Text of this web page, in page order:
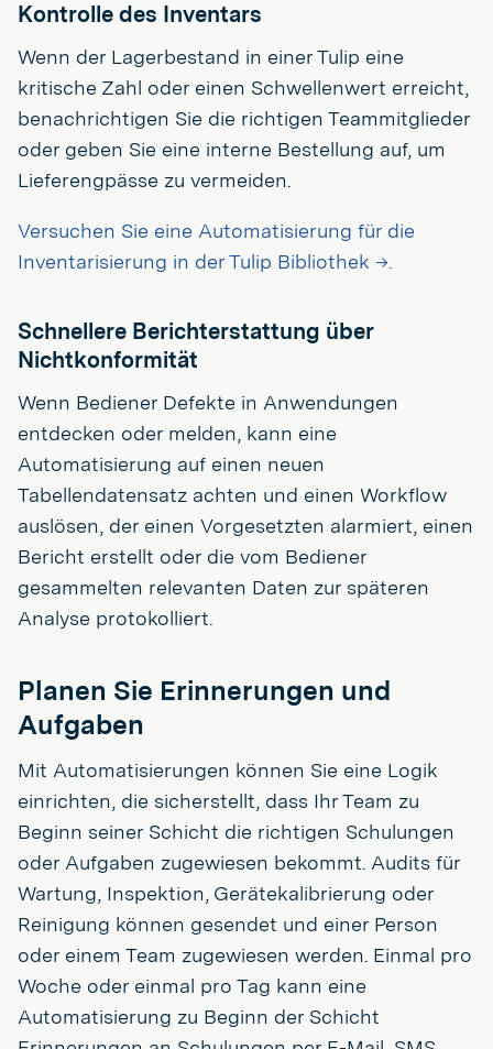
Kontrolle des Inventars
Wenn der Lagerbestand in einer Tulip eine
kritische Zahl oder einen Schwellenwert erreicht,
benachrichtigen Sie die richtigen Teammitglieder
oder geben Sie eine interne Bestellung auf, um
Lieferengpässe zu vermeiden.
Versuchen Sie eine Automatisierung für die
Inventarisierung in der Tulip Bibliothek →.
Schnellere Berichterstattung über
Nichtkonformität
Wenn Bediener Defekte in Anwendungen
entdecken oder melden, kann eine
Automatisierung auf einen neuen
Tabellendatensatz achten und einen Workflow
auslösen, der einen Vorgesetzten alarmiert, einen
Bericht erstellt oder die vom Bediener
gesammelten relevanten Daten zur späteren
Analyse protokolliert.
Planen Sie Erinnerungen und
Aufgaben
Mit Automatisierungen können Sie eine Logik
einrichten, die sicherstellt, dass Ihr Team zu
Beginn seiner Schicht die richtigen Schulungen
oder Aufgaben zugewiesen bekommt. Audits für
Wartung, Inspektion, Gerätekalibrierung oder
Reinigung können gesendet und einer Person
oder einem Team zugewiesen werden. Einmal pro
Woche oder einmal pro Tag kann eine
Automatisierung zu Beginn der Schicht